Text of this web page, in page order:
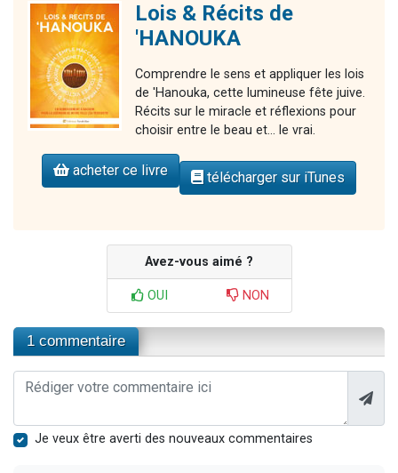
Lois & Récits de
'HANOUKA
Comprendre le sens et appliquer les lois
de 'Hanouka, cette lumineuse fête juive.
Récits sur le miracle et réflexions pour
choisir entre le beau et... le vrai.
acheter ce livre télécharger sur iTunes
Avez-vous aimé ?
OUI NON
1 commentaire
Je veux être averti des nouveaux commentaires